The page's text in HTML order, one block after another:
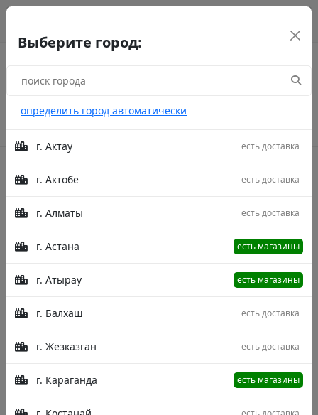
Выберите город:
определить город автоматически
г. Актау есть доставка
г. Актобе есть доставка
г. Алматы есть доставка
г. Астана есть магазины
г. Атырау есть магазины
г. Балхаш есть доставка
г. Жезказган есть доставка
г. Караганда есть магазины
Главная Товары Merry Mr 153 Blue/Gold 350X500